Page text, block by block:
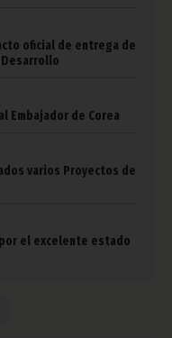
oficial de entrega de
Desarrollo
Embajador de Corea
varios Proyectos de
el excelente estado